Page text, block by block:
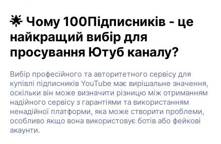
🌟 Чому 100Підписників - це
найкращий вибір для
просування Ютуб каналу?
Вибір професійного та авторитетного сервісу для
купівлі підписників YouTube має вирішальне значення,
оскільки він може визначити різницю між отриманням
надійного сервісу з гарантіями та використанням
ненадійної платформи, яка може створити проблеми,
особливо якщо вона використовує ботів або фейкові
акаунти.